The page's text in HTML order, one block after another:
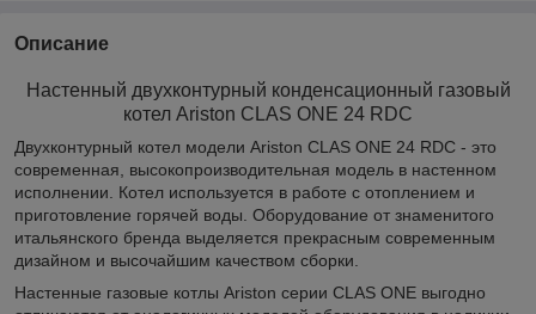
Описание
Настенный двухконтурный конденсационный газовый
котел Ariston CLAS ONE 24 RDC
Двухконтурный котел модели Ariston CLAS ONE 24 RDC - это
современная, высокопроизводительная модель в настенном
исполнении. Котел используется в работе с отоплением и
приготовление горячей воды. Оборудование от знаменитого
итальянского бренда выделяется прекрасным современным
дизайном и высочайшим качеством сборки.
Настенные газовые котлы Ariston серии CLAS ONE выгодно